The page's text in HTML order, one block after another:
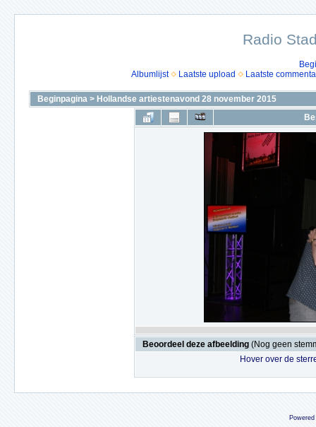
Radio
Albumlijst
Laatste upload Laatste
Beginpagina > Hollandse artiestenavond 28 november 2015
Beoordeel deze afbeelding (Nog geen
Hover over de